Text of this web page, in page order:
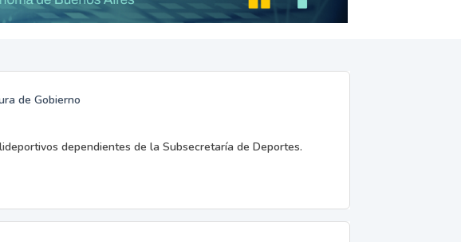
de Gobierno
dependientes de la Subsecretaría de Deportes.